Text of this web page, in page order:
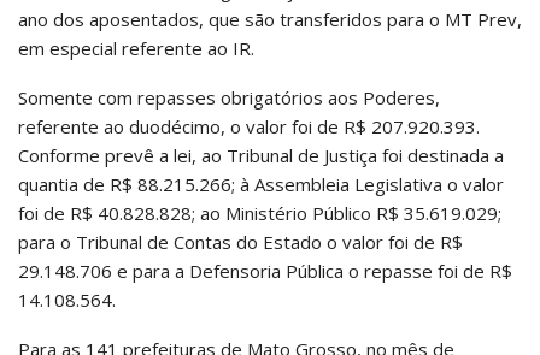
ano dos aposentados, que são transferidos para o MT Prev,
em especial referente ao IR.
Somente com repasses obrigatórios aos Poderes,
referente ao duodécimo, o valor foi de R$ 207.920.393.
Conforme prevê a lei, ao Tribunal de Justiça foi destinada a
quantia de R$ 88.215.266; à Assembleia Legislativa o valor
foi de R$ 40.828.828; ao Ministério Público R$ 35.619.029;
para o Tribunal de Contas do Estado o valor foi de R$
29.148.706 e para a Defensoria Pública o repasse foi de R$
14.108.564.
Para as 141 prefeituras de Mato Grosso, no mês de